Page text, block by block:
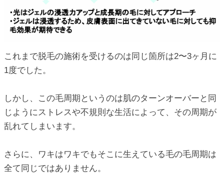
これまで脱毛の施術を受けるのは同じ箇所は2〜3ヶ月に
1度でした。
しかし、この毛周期というのは肌のターンオーバーと同
じようにストレスや不規則な生活によって、その周期が
乱れてしまいます。
さらに、ワキはワキでもそこに生えている毛の毛周期は
全て同じではありません。